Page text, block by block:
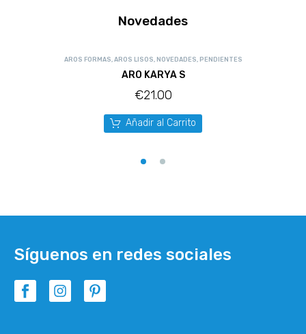
Novedades
AROS FORMAS AROS LISOS NOVEDADES PENDIENTES
ARO KARYA S
€21.00
Añadir al Carrito
Síguenos en redes sociales